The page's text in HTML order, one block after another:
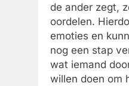
de ander zegt,
oordelen.
emoties en
nog een stap
wat iemand
willen doen om